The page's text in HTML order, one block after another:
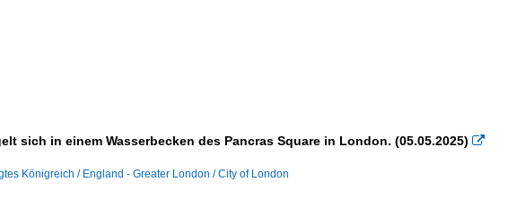
sich in einem Wasserbecken des Pancras Square in London. (05.05.2025) 
Königreich / England - Greater London / City of London